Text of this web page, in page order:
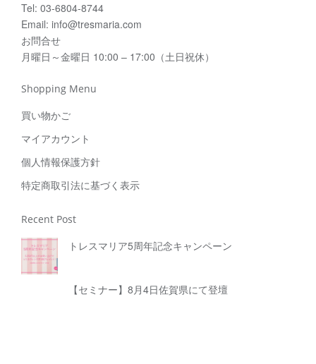
Tel: 03-6804-8744
Email: info@tresmaria.com
お問合せ
月曜日～金曜日 10:00 – 17:00（土日祝休）
Shopping Menu
買い物かご
マイアカウント
個人情報保護方針
特定商取引法に基づく表示
Recent Post
トレスマリア5周年記念キャンペーン
【セミナー】8月4日佐賀県にて登壇